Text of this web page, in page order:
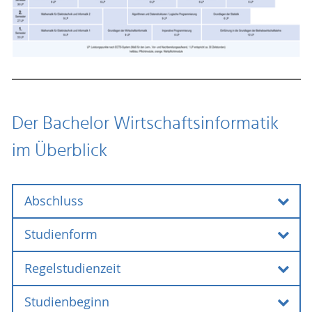
eigene Schwerpunkte entsprechend ihrer
Neigungen zu setzen.
Der Bachelor Wirtschaftsinformatik
im Überblick
Abschluss
Abschluss
Bachelor of Science (B.Sc.)
Studienform
Studienform
Grundständig (mit erstem berufsqualifizierenden
Regelstudienzeit
Regelstudienzeit
Studienbeginn